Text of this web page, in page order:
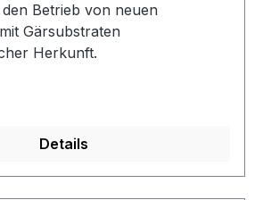
Betrieb von neuen
Gärsubstraten
Herkunft.
Details